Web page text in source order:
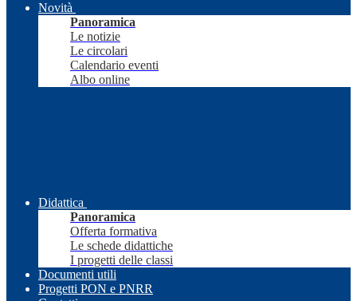
Novità
Panoramica
Le notizie
Le circolari
Calendario eventi
Albo online
Didattica
Panoramica
Offerta formativa
Le schede didattiche
I progetti delle classi
Documenti utili
Progetti PON e PNRR